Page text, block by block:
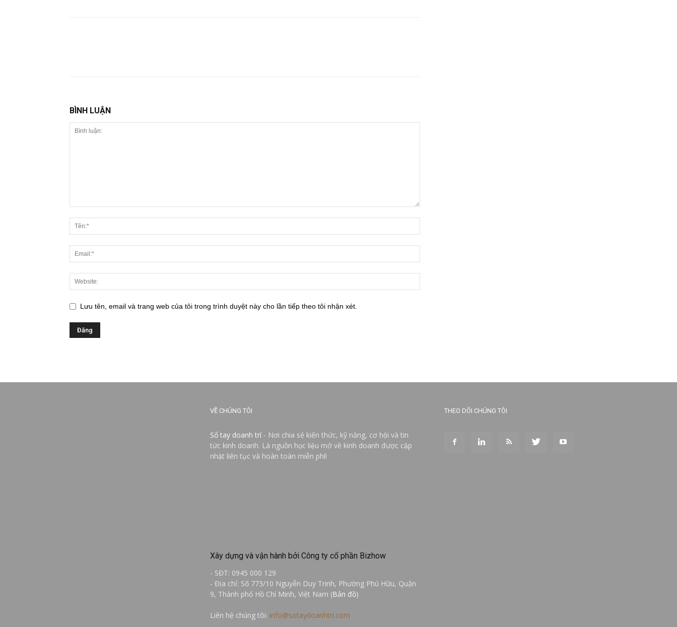
BÌNH LUẬN
Lưu tên, email và trang web của tôi trong trình duyệt này cho lần tiếp theo tôi nhận xét.
VỀ CHÚNG TÔI
Sổ tay doanh trí - Nơi chia sẻ kiến thức, kỹ năng, cơ hội và tin
tức kinh doanh. Là nguồn học liệu mở về kinh doanh được cập
nhật liên tục và hoàn toàn miễn phí!
Xây dựng và vận hành bởi Công ty cổ phần Bizhow
- SĐT: 0945 000 129
- Địa chỉ: Số 773/10 Nguyễn Duy Trinh, Phường Phú Hữu, Quận
9, Thành phố Hồ Chí Minh, Việt Nam (Bản đồ)
Liên hệ chúng tôi: info@sotaydoanhtri.com
THEO DÕI CHÚNG TÔI